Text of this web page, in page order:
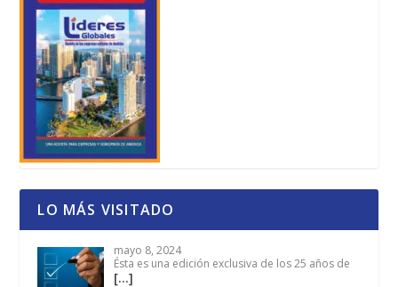
LO MÁS VISITADO
mayo 8, 2024
Ésta es una edición exclusiva de los 25 años de
[…]